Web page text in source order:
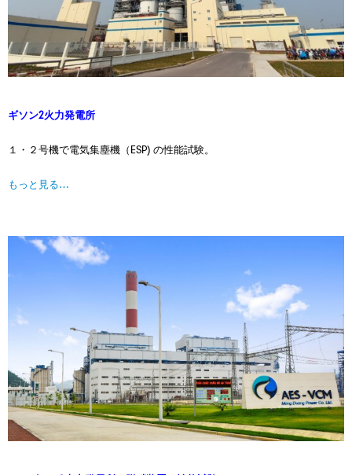
ギソン2火力発電所
１・２号機で電気集塵機（ESP) の性能試験。
もっと見る…